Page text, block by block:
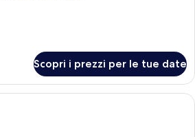
Scopri i prezzi per le tue date
Camera d'albergo con un letto